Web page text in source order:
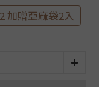
加贈亞麻袋2入